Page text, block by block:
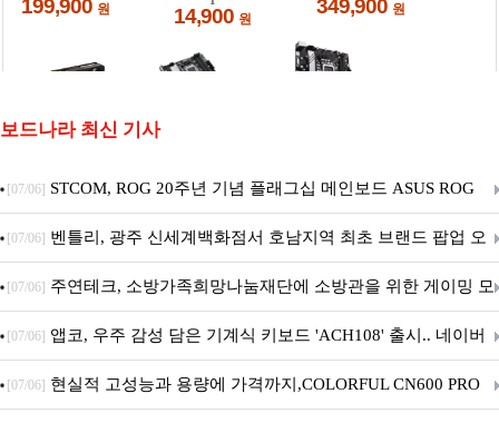
보드나라 최신 기사
[07/06] STCOM, ROG 20주년 기념 플래그십 메인보드 ASUS ROG
Crosshair X870E EDITION 20 국내 출시 예정
[07/06] 벤틀리, 광주 신세계백화점서 호남지역 최초 브랜드 팝업 오
픈
[07/06] 주연테크, 소방가족희망나눔재단에 소방관을 위한 게이밍 모
니터·스마트 펫 침대 기부
[07/06] 앱코, 우주 감성 담은 기계식 키보드 'ACH108' 출시.. 네이버
브랜드데이 기획전 진행
[07/06] 현실적 고성능과 용량에 가격까지,COLORFUL CN600 PRO